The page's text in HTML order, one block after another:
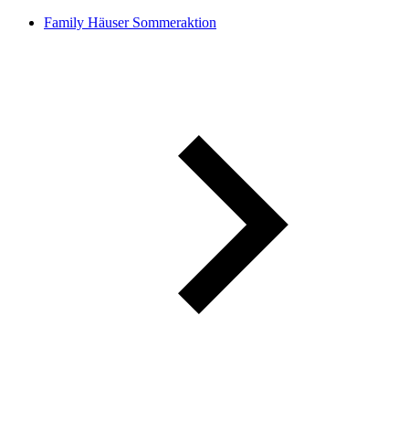
Family Häuser Sommeraktion